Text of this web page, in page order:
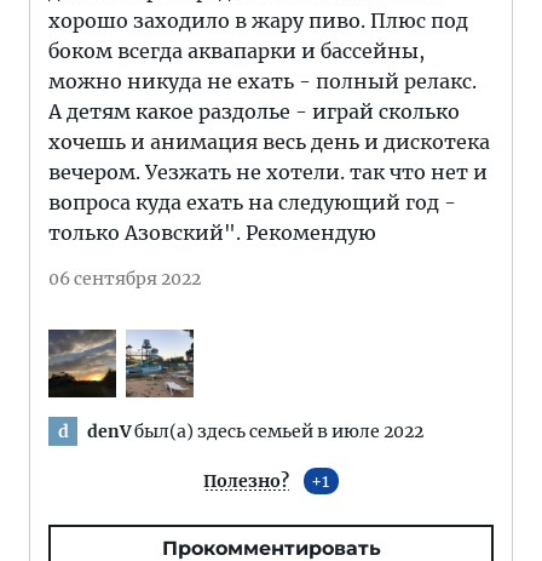
хорошо заходило в жару пиво. Плюс под
боком всегда аквапарки и бассейны,
можно никуда не ехать - полный релакс.
А детям какое раздолье - играй сколько
хочешь и анимация весь день и дискотека
вечером. Уезжать не хотели. так что нет и
вопроса куда ехать на следующий год -
только Азовский". Рекомендую
06 сентября 2022
d denVбыл(а) здесь семьей в июле 2022
Полезно? 1
Прокомментировать